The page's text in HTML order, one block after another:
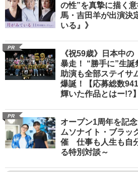
の性”を真摯に描く
馬・吉田羊が出演決
いる』》
PR
《祝59歳》日本中
暴走！ “勝手に”生
助演も全部ステイサ
爆誕！【応募総数
輝いた作品とはー!?】
PR
オープン1周年を記
ムソナイト・ブラッ
催 仕事も人生も自
る特別対談～